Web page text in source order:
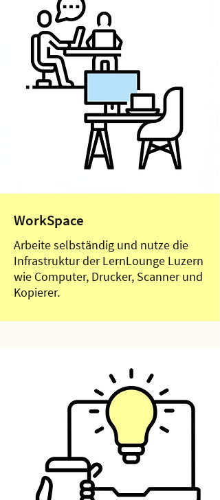
WorkSpace
Arbeite selbständig und nutze die
Infrastruktur der LernLounge Luzern
wie Computer, Drucker, Scanner und
Kopierer.